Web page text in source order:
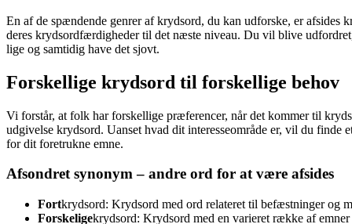
En af de spændende genrer af krydsord, du kan udforske, er afsides
deres krydsordfærdigheder til det næste niveau. Du vil blive
lige og samtidig have det sjovt.
Forskellige krydsord til forskellige behov
Vi forstår, at folk har forskellige præferencer, når det kommer til
udgivelse krydsord. Uanset hvad dit interesseområde er, vil du
for dit foretrukne emne.
Afsondret synonym – andre ord for at være afsides
Fortkrydsord: Krydsord med ord relateret til befæstninger og
Forskeligekrydsord: Krydsord med en varieret række af emner